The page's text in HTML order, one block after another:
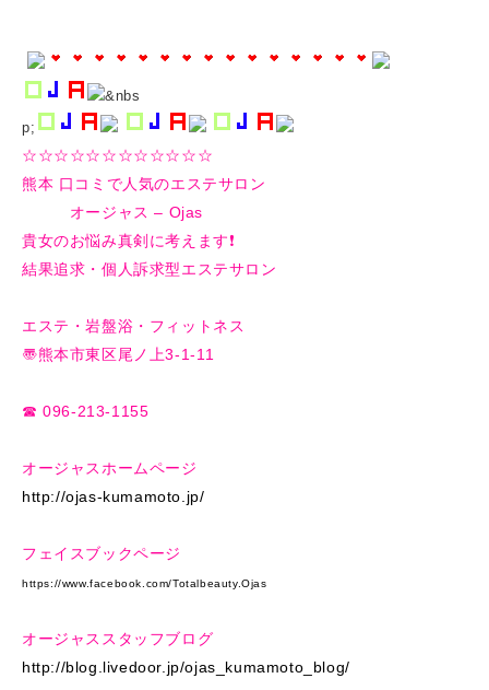
&nbs
p;
☆☆☆☆☆☆☆☆☆☆☆☆
熊本 口コミで人気のエステサロン
オージャス – Ojas
貴女のお悩み真剣に考えます❗️
結果追求・個人訴求型エステサロン
エステ・岩盤浴・フィットネス
〠熊本市東区尾ノ上3-1-11
☎︎ 096-213-1155
オージャスホームページ
http://ojas-kumamoto.jp/
フェイスブックページ
https://www.facebook.com/Totalbeauty.Ojas
オージャススタッフブログ
http://blog.livedoor.jp/ojas_kumamoto_blog/